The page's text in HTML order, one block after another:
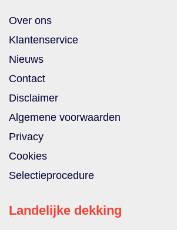
Over ons
Klantenservice
Nieuws
Contact
Disclaimer
Algemene voorwaarden
Privacy
Cookies
Selectieprocedure
Landelijke dekking